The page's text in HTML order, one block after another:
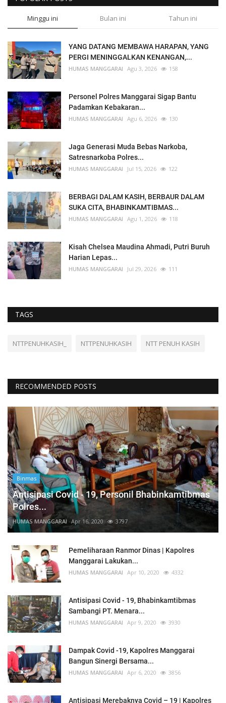
Minggu ini Bulan ini Tahun ini
YANG DATANG MEMBAWA HARAPAN, YANG
PERGI MENINGGALKAN KENANGAN,...
HUMAS MANGGARAI Agu 3, 2026 158
Personel Polres Manggarai Sigap Bantu
Padamkan Kebakaran...
HUMAS MANGGARAI Agu 6, 2026 130
Jaga Generasi Muda Bebas Narkoba,
Satresnarkoba Polres...
HUMAS MANGGARAI Jul 15, 2026 122
BERBAGI DALAM KASIH, BERBAUR DALAM
SUKA CITA, BHABINKAMTIBMAS...
HUMAS MANGGARAI Agu 1, 2026 118
Kisah Chelsea Maudina Ahmadi, Putri Buruh
Harian Lepas...
HUMAS MANGGARAI Jul 29, 2026 111
TAGS
NTTPENUHKASIH_ NTTPENUHKASIH NTT PENUH KASIH
RECOMMENDED POSTS
Binmas
Antisipasi Covid - 19, Personil Bhabinkamtibmas
Polres...
HUMAS MANGGARAI Apr 16, 2020 3797
Pemeliharaan Ranmor Dinas | Kapolres
Manggarai Lakukan...
HUMAS MANGGARAI Apr 10, 2020 4332
Antisipasi Covid - 19, Bhabinkamtibmas
Sambangi PT. Menara...
HUMAS MANGGARAI Apr 9, 2020 3930
Dampak Covid -19, Kapolres Manggarai
Bangun Sinergi Bersama...
HUMAS MANGGARAI Apr 6, 2020 3856
Antisipasi Merebaknya Covid – 19 | Kapolres